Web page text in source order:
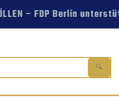
– FDP Berlin
🔍